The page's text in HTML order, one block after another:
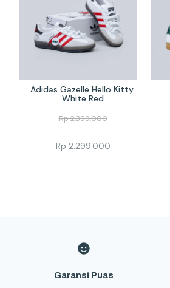
Adidas Gazelle Hello Kitty
White Red
Rp2.399.000
Rp 2.299.000
Garansi Puas